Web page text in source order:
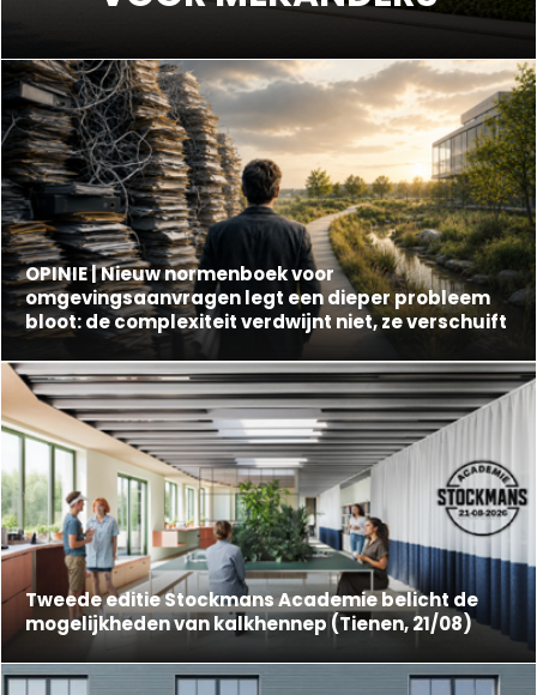
OPINIE | Nieuw normenboek voor
omgevingsaanvragen legt een dieper probleem
bloot: de complexiteit verdwijnt niet, ze verschuift
Tweede editie Stockmans Academie belicht de
mogelijkheden van kalkhennep (Tienen, 21/08)